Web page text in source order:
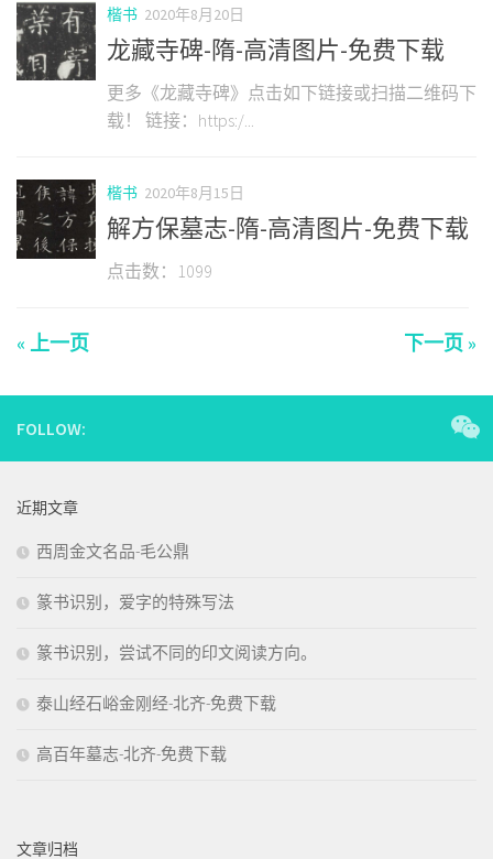
楷书 2020年8月20日
龙藏寺碑-隋-高清图片-免费下载
更多《龙藏寺碑》点击如下链接或扫描二维码下
载！ 链接：https:/...
楷书 2020年8月15日
解方保墓志-隋-高清图片-免费下载
点击数：1099
« 上一页 下一页 »
FOLLOW:
近期文章
西周金文名品-毛公鼎
篆书识别，爱字的特殊写法
篆书识别，尝试不同的印文阅读方向。
泰山经石峪金刚经-北齐-免费下载
高百年墓志-北齐-免费下载
文章归档